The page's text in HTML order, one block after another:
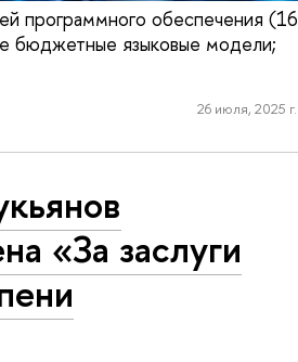
программного обеспечения (16
бюджетные языковые модели;
26 июля, 2025 г.
«За заслуги